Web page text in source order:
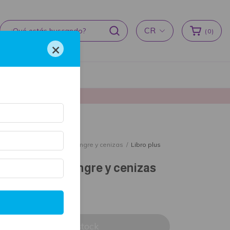
♥
CR ( 0)
De sangre y cenizas / Libro plus
y cenizas
plus De sangre y cenizas
USD
×